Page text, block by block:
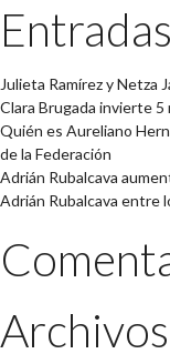
Julieta Ramírez y Netza
Clara Brugada invierte 5
Quién es Aureliano
de la Federación
Adrián Rubalcava
Adrián Rubalcava entre
Archivos